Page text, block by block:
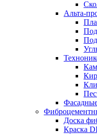
Альта-
Доска
Краска